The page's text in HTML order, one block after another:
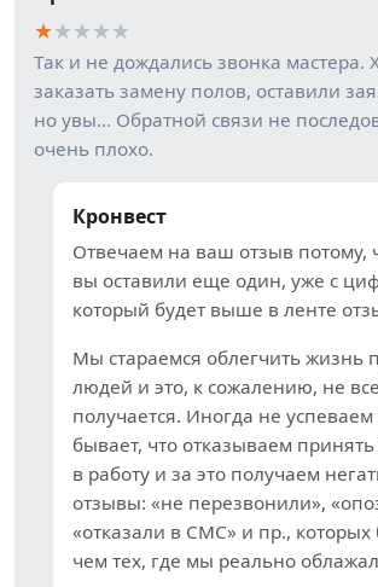
★★★★★
Так и не дождались звонка мастера.
заказать замену полов, оставили
но увы… Обратной связи не
очень плохо.
Кронвест
Отвечаем на ваш отзыв потому,
вы оставили еще один, уже с
который будет выше в ленте
Мы стараемся облегчить жизнь
людей и это, к сожалению, не
получается. Иногда не успеваем
бывает, что отказываем принять
в работу и за это получаем
отзывы: «не перезвонили»,
«отказали в СМС» и пр.,
чем тех, где мы реально